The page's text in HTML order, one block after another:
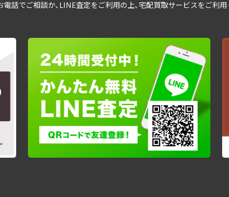
電話でご相談か､LINE査定をご利用の上､宅配買取サービスをご利